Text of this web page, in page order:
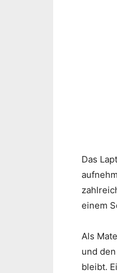
Das
einem
Als
und
bleibt.